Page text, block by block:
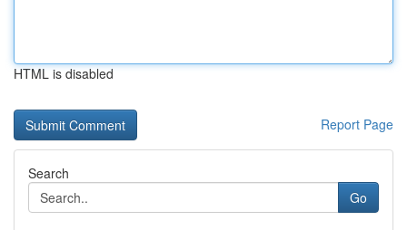
HTML is disabled
Report Page
Search
Go